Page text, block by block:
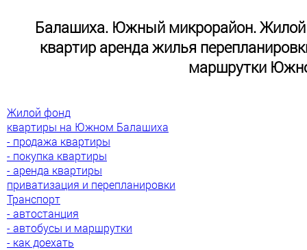
Балашиха. Южный микрорайон. Жилой
квартир аренда жилья
маршрутки
Жилой фонд
квартиры на Южном Балашиха
- продажа квартиры
- покупка квартиры
- аренда квартиры
приватизация и перепланировки
Транспорт
- автостанция
- автобусы и маршрутки
- как доехать